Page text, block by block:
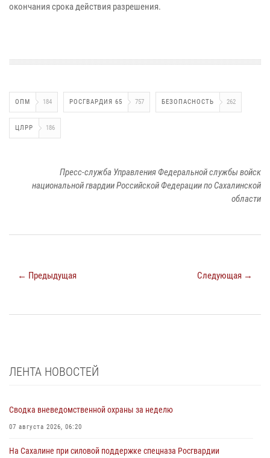
окончания срока действия разрешения.
ОПМ 184 РОСГВАРДИЯ 65 757 БЕЗОПАСНОСТЬ 262
ЦЛРР 186
Пресс-служба Управления Федеральной службы войск
национальной гвардии Российской Федерации по Сахалинской
области
← Предыдущая Следующая →
ЛЕНТА НОВОСТЕЙ
Сводка вневедомственной охраны за неделю
07 августа 2026, 06:20
На Сахалине при силовой поддержке спецназа Росгвардии